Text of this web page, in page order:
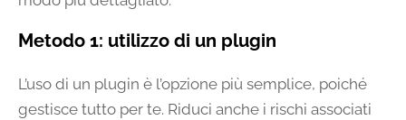
Metodo 1: utilizzo di un plugin
L’uso di un plugin è l’opzione più semplice, poiché
gestisce tutto per te. Riduci anche i rischi associati